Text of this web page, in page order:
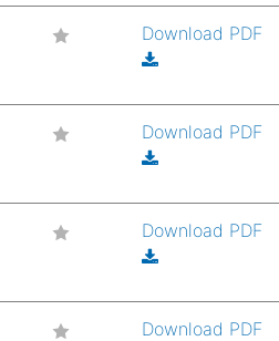
Download PDF
Download PDF
Download PDF
Download PDF